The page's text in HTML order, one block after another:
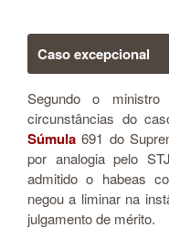
Caso excepci​onal
Segundo o
circunstâncias do
Súmula 691 do
por analogia pelo
admitido o habeas
negou a liminar na
julgamento de mérito.